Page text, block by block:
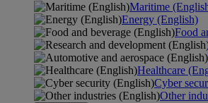
Maritime
Energy (English)
Food
Healthcare
Cyber
Other